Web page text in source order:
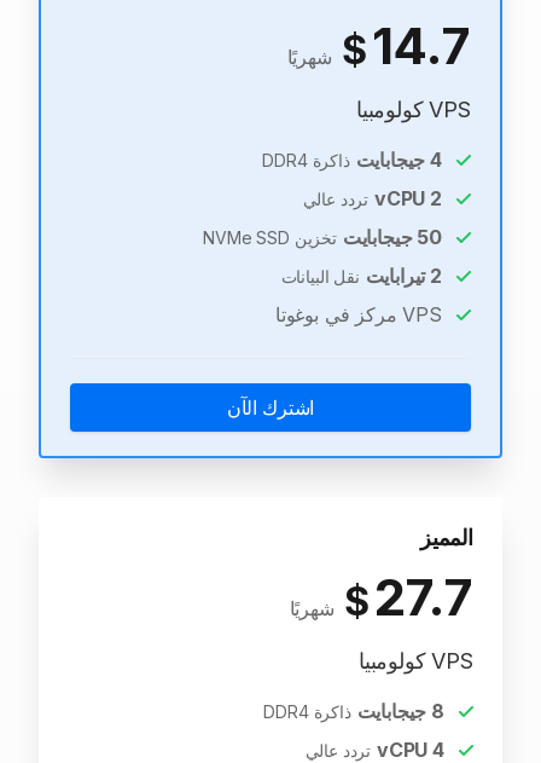
14.7
$ شهريًا
VPS كولومبيا
4جيجابايت ذاكرة DDR4
2 تردد عالي
50 جيجابايت تخزين NVMe SSD
2 تيرابايت نقل البيانات
VPS مركز في بوغوتا
اشترك الآن
المميز
27.7
$ شهريًا
VPS كولومبيا
8 جيجابايت ذاكرة DDR4
4
vCPU تردد عالي